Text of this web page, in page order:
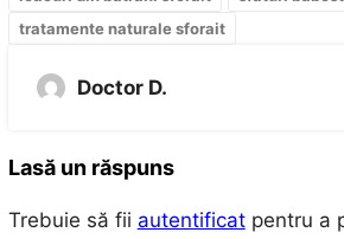
tratamente naturale sforait
Doctor D.
Lasă un răspuns
Trebuie să fii autentificatpentru a